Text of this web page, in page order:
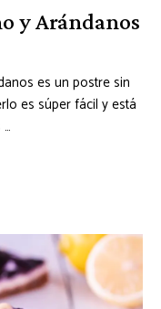
y Arándanos
es un postre sin
es súper fácil y está